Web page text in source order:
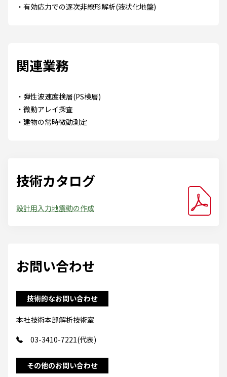
有効応力での逐次非線形解析(液状化地盤)
関連業務
弾性波速度検層(PS検層)
微動アレイ探査
建物の常時微動測定
技術カタログ
設計用入力地震動の作成
お問い合わせ
技術的なお問い合わせ
本社技術本部解析技術室
03-3410-7221(代表)
その他のお問い合わせ